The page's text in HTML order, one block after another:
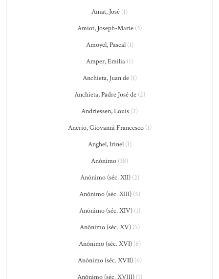
Amat, José (1)
Amiot, Joseph-Marie (3)
Amoyel, Pascal(1)
Amper, Emilia (1)
Anchieta, Juan de(1)
Anchieta, Padre José de(2)
Andriessen, Louis (2)
Anerio, Giovanni Francesco(1)
Anghel, Irinel(1)
Anônimo (38)
Anônimo (séc. XII)(2)
Anônimo (séc. XIII)(5)
Anônimo (séc. XIV)(1)
Anônimo (séc. XV)(5)
Anônimo (séc. XVI)(6)
Anônimo (séc. XVII)(6)
Anônimo (séc. XVIII)(1)